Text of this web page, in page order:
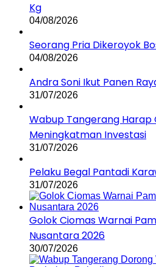
Kg
04/08/2026
Seorang Pria Dikeroyok
04/08/2026
Andra Soni Ikut Panen
31/07/2026
Wabup Tangerang Harap
Meningkatman Investasi
31/07/2026
Pelaku Begal Pantadi
31/07/2026
Golok Ciomas Warnai
Nusantara 2026
30/07/2026